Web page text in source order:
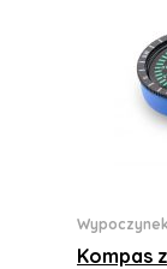
Wypoczynek
Kompas